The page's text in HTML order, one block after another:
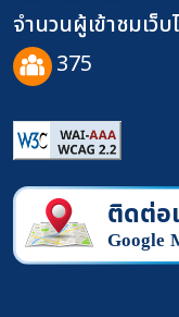
จำนวนผู้เข้าชมเว็บ
375